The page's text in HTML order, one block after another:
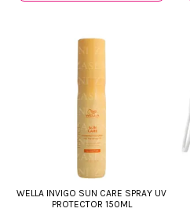
WELLA INVIGO SUN CARE SPRAY UV
PROTECTOR 150ML